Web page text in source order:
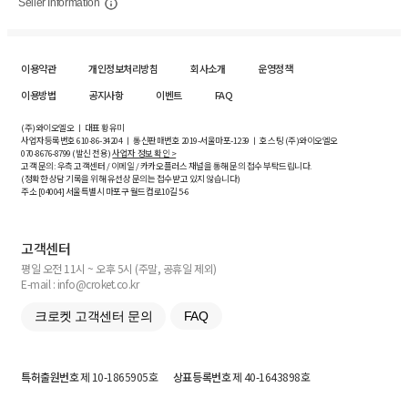
Seller Information
이용약관 개인정보처리방침 회사소개
운영정책
이용방법
공지사항 이벤트 FAQ
(주)와이오엘오 ㅣ 대표 황유미
사업자등록번호610-86-34204ㅣ 통신판매번호 2019-서울마포-1239 ㅣ 호스팅 (주)와이오엘오
070-8676-8799 (발신 전용)사업자 정보 확인 >
고객 문의: 우측 고객센터 / 이메일 / 카카오플러스 채널을 통해 문의 접수 부탁드립니다.
(정확한 상담 기록을 위해 유선상 문의는 접수받고 있지 않습니다)
주소 [04004] 서울특별시 마포구 월드컵로10길5-6
고객센터
평일 오전 11시 ~ 오후 5시 (주말, 공휴일 제외)
E-mail : info@croket.co.kr
크로켓 고객센터 문의 FAQ
특허출원번호제 10-1865905호 상표등록번호제 40-1643898호